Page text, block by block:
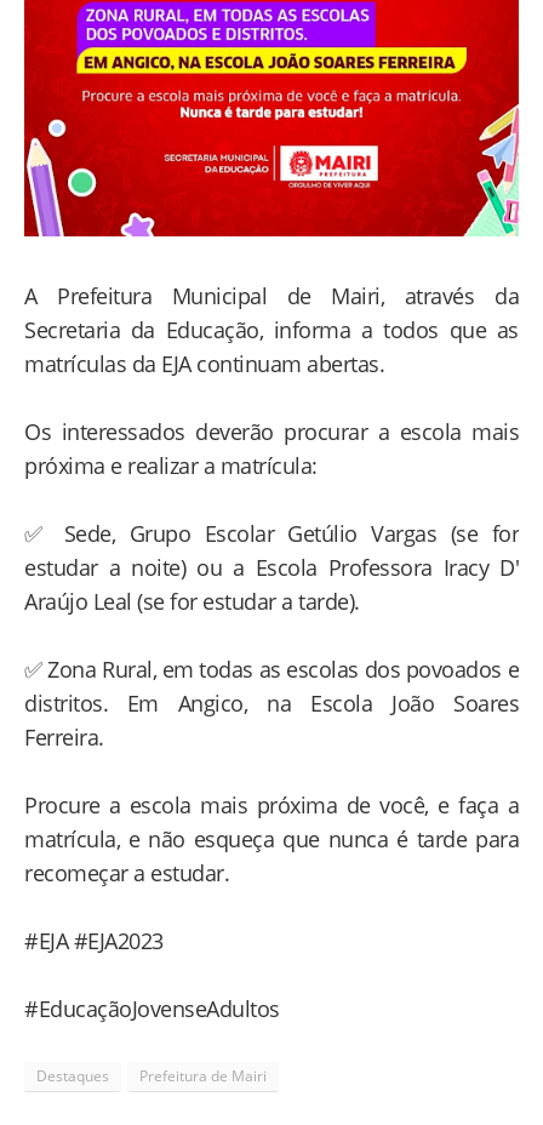
A Prefeitura Municipal de Mairi, através da
Secretaria da Educação, informa a todos que as
matrículas da EJA continuam abertas.
Os interessados deverão procurar a escola mais
próxima e realizar a matrícula:
✅ Sede, Grupo Escolar Getúlio Vargas (se for
estudar a noite) ou a Escola Professora Iracy D'
Araújo Leal (se for estudar a tarde).
✅ Zona Rural, em todas as escolas dos povoados e
distritos. Em Angico, na Escola João Soares
Ferreira.
Procure a escola mais próxima de você, e faça a
matrícula, e não esqueça que nunca é tarde para
recomeçar a estudar.
#EJA #EJA2023
#EducaçãoJovenseAdultos
Destaques Prefeitura de Mairi